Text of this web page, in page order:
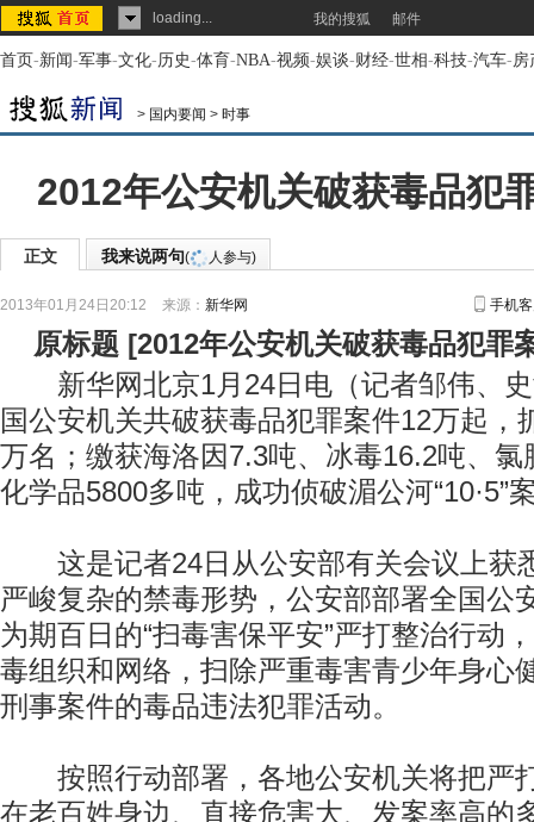
loading... 我的搜狐 邮件
首页-新闻-军事-文化-历史-体育-NBA-视频-娱谈-财经-世相-科技-汽车-房
> 国内要闻 > 时事
2012年公安机关破获毒品犯
正文 我来说两句( 人参与)
2013年01月24日20:12 来源： 新华网 手机
原标题 [2012年公安机关破获毒品犯罪
新华网北京1月24日电（记者邹伟、史
国公安机关共破获毒品犯罪案件12万起，
万名；缴获海洛因7.3吨、冰毒16.2吨、
化学品5800多吨，成功侦破湄公河“10·5”
这是记者24日从公安部有关会议上获
严峻复杂的禁毒形势，公安部部署全国公
为期百日的“扫毒害保平安”严打整治行动
毒组织和网络，扫除严重毒害青少年身心
刑事案件的毒品违法犯罪活动。
按照行动部署，各地公安机关将把严
在老百姓身边、直接危害大、发案率高的